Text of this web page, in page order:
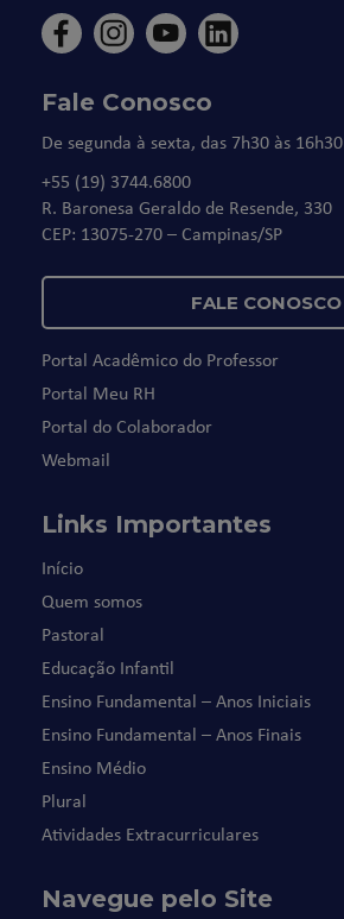
Fale Conosco
De segunda à sexta, das 7h30 às 16h30
+55 (19) 3744.6800
R. Baronesa Geraldo de Resende, 330
CEP: 13075-270 – Campinas/SP
FALE CONOSCO
Portal Acadêmico do Professor
Portal Meu RH
Portal do Colaborador
Webmail
Links Importantes
Início
Quem somos
Pastoral
Educação Infantil
Ensino Fundamental – Anos Iniciais
Ensino Fundamental – Anos Finais
Ensino Médio
Plural
Atividades Extracurriculares
Navegue pelo Site